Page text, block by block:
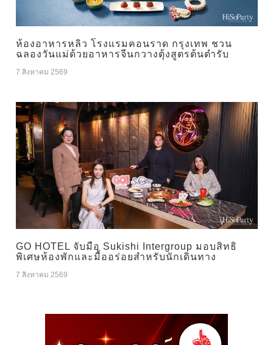
ห้องอาหารหลิว โรงแรมคอนราด กรุงเทพ ชวน
ฉลองวันแม่ด้วยอาหารจีนกวางตุ้งสูตรต้นตำรับ
7 สิงหาคม 2569
GO HOTEL จับมือ Sukishi Intergroup มอบสิทธิ
พิเศษห้องพักและมื้ออร่อยสำหรับนักเดินทาง
7 สิงหาคม 2569